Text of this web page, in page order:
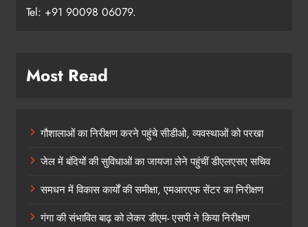
Tel: +91 90098 06079.
Most Read
गौशालाओं का निरीक्षण करने पहुंचे सीडीओ, व्यवस्थाओं को परखा
जेल में बंदियों की सुविधाओं का जायजा लेने पहुंचीं डीएलएसए सचिव
समधन में विकास कार्यों की समीक्षा, एमआरएफ सेंटर का निरीक्षण
गंगा की संभावित बाढ़ को लेकर डीएम- एसपी ने किया निरीक्षण